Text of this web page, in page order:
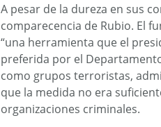
A pesar de la dureza en sus
comparecencia de Rubio. El
“una herramienta que el
preferida por el
como grupos terroristas,
que la medida no era
organizaciones criminales.